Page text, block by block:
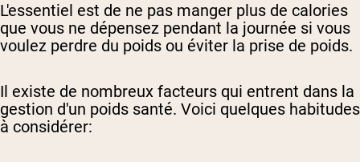
L'essentiel est de ne pas manger plus de calories
que vous ne dépensez pendant la journée si vous
voulez perdre du poids ou éviter la prise de poids.
Il existe de nombreux facteurs qui entrent dans la
gestion d'un poids santé. Voici quelques habitudes
à considérer: